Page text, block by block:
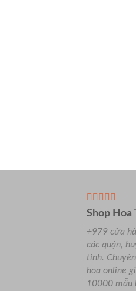
Shop
+979 cửa
các quận,
tỉnh. Chuyên
hoa online
10000 mẫu